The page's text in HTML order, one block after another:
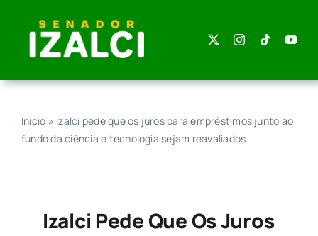
content
Início » Izalci pede que os juros para empréstimos junto ao
fundo da ciência e tecnologia sejam reavaliados
Izalci Pede Que Os Juros